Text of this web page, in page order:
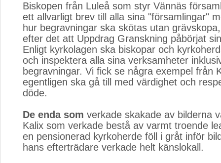
Biskopen från Luleå som styr Vännäs
ett allvarligt brev till alla sina "församlingar"
hur begravningar ska skötas utan
efter det att Uppdrag Granskning påbörjat
Enligt kyrkolagen ska biskopar och
och inspektera alla sina verksamheter
begravningar. Vi fick se några exempel från
egentligen ska gå till med värdighet och
döde.
De enda som verkade skakade av bilderna
Kalix som verkade bestå av varmt troende
en pensionerad kyrkoherde föll i gråt inför
hans efterträdare verkade helt känslokall.